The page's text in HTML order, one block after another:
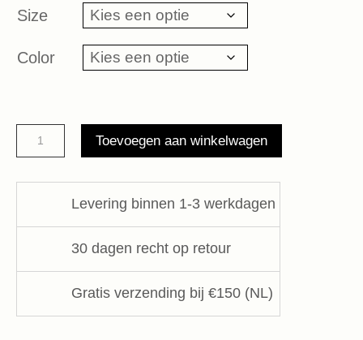
Size
Color
Rui
Blazer
Toevoegen aan winkelwagen
Levering binnen 1-3 werkdagen
30 dagen recht op retour
Gratis verzending bij €150 (NL)